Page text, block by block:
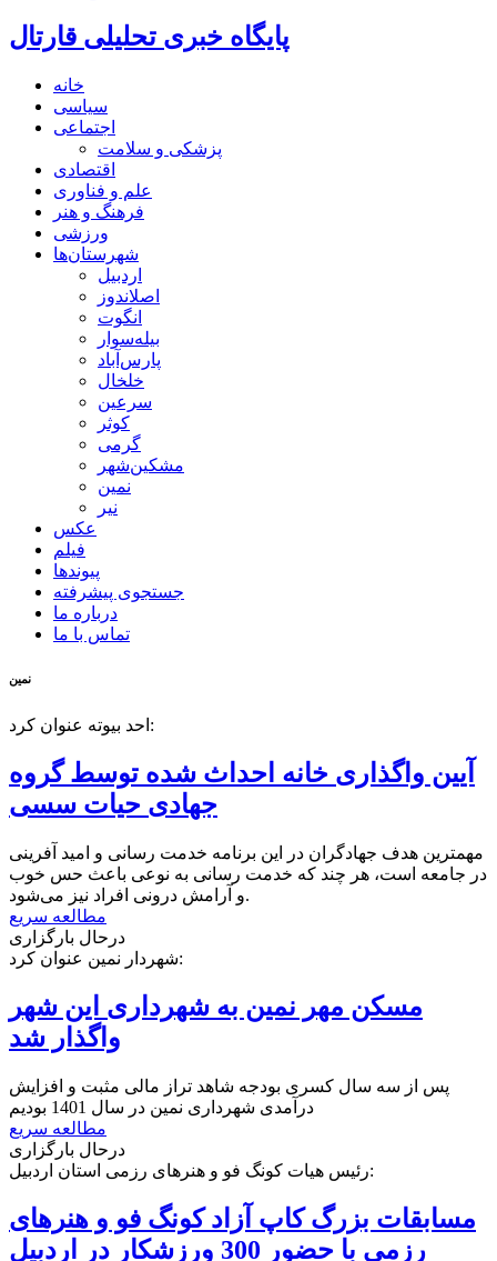
پایگاه خبری تحلیلی قارتال
خانه
سیاسی
اجتماعی
پزشکی و سلامت
اقتصادی
علم و فناوری
فرهنگ و هنر
ورزشی
شهرستان‌ها
اردبیل
اصلاندوز
انگوت
بیله‌سوار
پارس‌آباد
خلخال
سرعین
کوثر
گرمی
مشکین‌شهر
نمین
نیر
عکس
فیلم
پیوندها
جستجوی پیشرفته
درباره ما
تماس با ما
نمین
احد بیوته عنوان کرد:
آیین واگذاری خانه احداث شده توسط گروه
جهادی حیات سسی
مهمترین هدف جهادگران در این برنامه خدمت رسانی و امید آفرینی
در جامعه است، هر چند که خدمت رسانی به نوعی باعث حس خوب
و آرامش درونی افراد نیز می‌شود.
مطالعه سریع
درحال بارگزاری
شهردار نمین عنوان کرد:
مسکن مهر نمین به شهرداری این شهر
واگذار شد
پس از سه سال کسری بودجه شاهد تراز مالی مثبت و افزایش
درآمدی شهرداری نمین در سال 1401 بودیم
مطالعه سریع
درحال بارگزاری
رئیس هیات کونگ فو و هنرهای رزمی استان اردبیل:
مسابقات بزرگ کاپ آزاد کونگ فو و هنرهای
رزمی با حضور 300 ورزشکار در اردبیل